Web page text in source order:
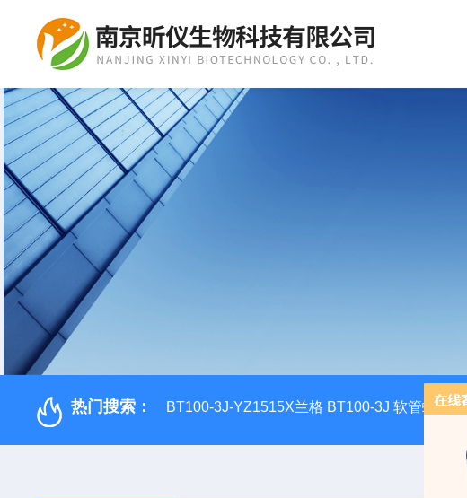
热门搜索： BT100-3J-YZ1515X兰格 BT100-3J 软管蠕动泵